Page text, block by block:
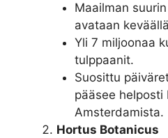
Maailman
avataan
Yli 7 miljoonaa
tulppaanit.
Suosittu
pääsee helposti
Amsterdamista.
Hortus Botanicus